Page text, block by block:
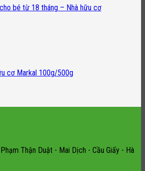
bé từ 18 tháng – Nhà hữu cơ
cơ Markal 100g/500g
Thận Duật - Mai Dịch - Cầu Giấy - Hà